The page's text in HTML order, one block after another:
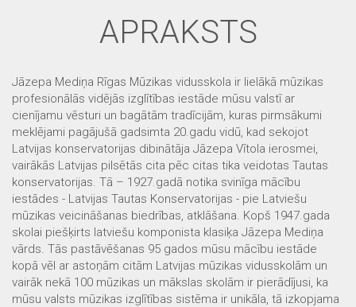
APRAKSTS
Jāzepa Mediņa Rīgas Mūzikas vidusskola ir lielākā mūzikas
profesionālās vidējās izglītības iestāde mūsu valstī ar
cienījamu vēsturi un bagātām tradīcijām, kuras pirmsākumi
meklējami pagājušā gadsimta 20.gadu vidū, kad sekojot
Latvijas konservatorijas dibinātāja Jāzepa Vītola ierosmei,
vairākās Latvijas pilsētās cita pēc citas tika veidotas Tautas
konservatorijas. Tā – 1927.gadā notika svinīga mācību
iestādes - Latvijas Tautas Konservatorijas - pie Latviešu
mūzikas veicināšanas biedrības, atklāšana. Kopš 1947.gada
skolai piešķirts latviešu komponista klasiķa Jāzepa Mediņa
vārds. Tās pastāvēšanas 95 gados mūsu mācību iestāde
kopā vēl ar astoņām citām Latvijas mūzikas vidusskolām un
vairāk nekā 100 mūzikas un mākslas skolām ir pierādījusi, ka
mūsu valsts mūzikas izglītības sistēma ir unikāla, tā izkopjama